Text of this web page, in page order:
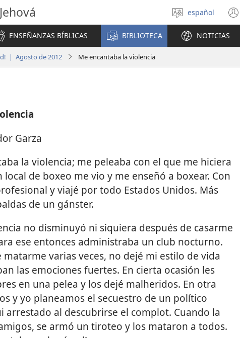
Seleccionar
idioma
español
ENSEÑANZAS BÍBLICAS BIBLIOTECA NOTICIAS
| Agosto de 2012 Me encantaba la violencia
Garza
la violencia; me peleaba con el que me hiciera
local de boxeo me vio y me enseñó a boxear. Con
y viajé por todo Estados Unidos. Más
de un gánster.
no disminuyó ni siquiera después de casarme
ese entonces administraba un club nocturno.
varias veces, no dejé mi estilo de vida
las emociones fuertes. En cierta ocasión les
en una pelea y los dejé malheridos. En otra
y yo planeamos el secuestro de un político
al descubrirse el complot. Cuando la
se armó un tiroteo y los mataron a todos.